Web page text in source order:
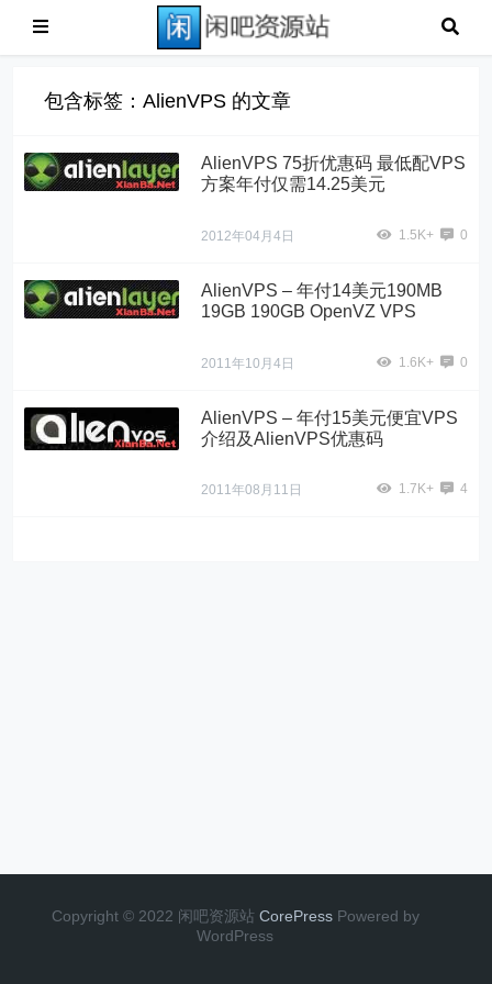
包含标签：AlienVPS 的文章
AlienVPS 75折优惠码 最低配VPS
方案年付仅需14.25美元
2012年04月4日 1.5K+ 0
AlienVPS – 年付14美元190MB
19GB 190GB OpenVZ VPS
2011年10月4日 1.6K+ 0
AlienVPS – 年付15美元便宜VPS
介绍及AlienVPS优惠码
2011年08月11日 1.7K+ 4
Copyright © 2022 闲吧资源站 CorePress Powered by
WordPress